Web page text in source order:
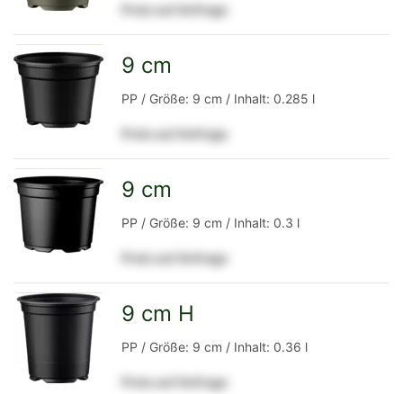
Detailseite
Preis auf Anfrage
Detailseite
9 cm
PP / Größe: 9 cm / Inhalt: 0.285 l
Preis auf Anfrage
Detailseite
9 cm
PP / Größe: 9 cm / Inhalt: 0.3 l
Preis auf Anfrage
9 cm H
PP / Größe: 9 cm / Inhalt: 0.36 l
Preis auf Anfrage